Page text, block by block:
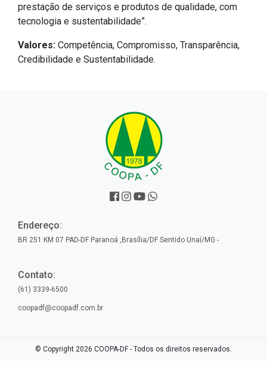
prestação de serviços e produtos de qualidade, com
tecnologia e sustentabilidade”.
Valores: Competência, Compromisso, Transparência,
Credibilidade e Sustentabilidade.
Endereço:
BR 251 KM 07 PAD-DF Paranoá ,Brasília/DF Sentido Unaí­/MG -
Contato:
(61) 3339-6500
coopadf@coopadf.com.br
© Copyright 2026 COOPA-DF - Todos os direitos reservados.